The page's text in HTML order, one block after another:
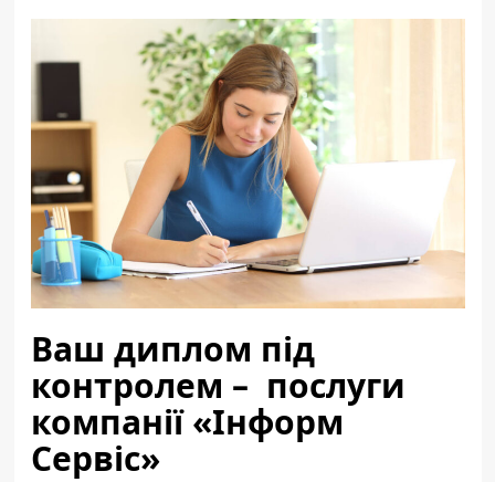
Ваш диплом під
контролем – послуги
компанії «Інформ
Сервіс»